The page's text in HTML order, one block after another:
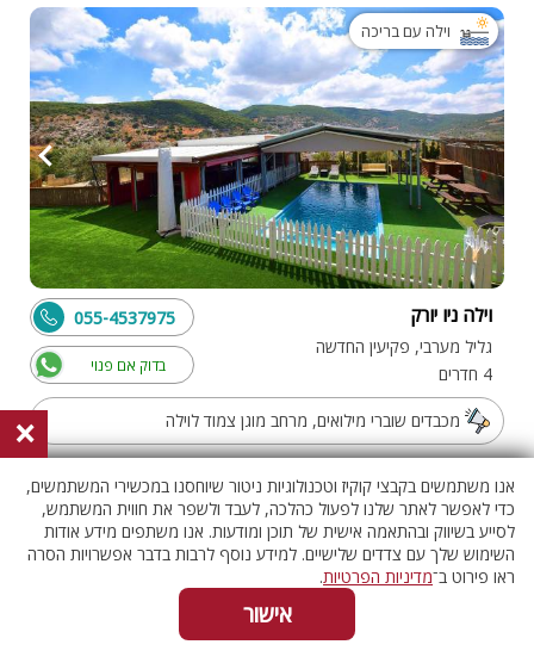
וילה עם בריכה
וילה ניו יורק
גליל מערבי, פקיעין החדשה
4 חדרים
בדוק אם פנוי
055-4537975
מכבדים שוברי מילואים, מרחב מוגן צמוד לוילה
וילה עם בריכה
×
אנו משתמשים בקבצי קוקיז וטכנולוגיות ניטור שיוחסנו במכשירי המשתמשים,
כדי לאפשר לאתר שלנו לפעול כהלכה, לעבד ולשפר את חווית המשתמש,
לסייע בשיווק ובהתאמה אישית של תוכן ומודעות. אנו משתפים מידע אודות
השימוש שלך עם צדדים שלישיים. למידע נוסף לרבות בדבר אפשרויות הסרה
ראו פירוט ב־מדיניות הפרטיות.
אישור